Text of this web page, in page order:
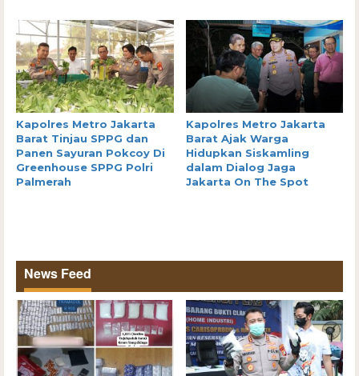
Kapolres Metro Jakarta
Barat Tinjau SPPG dan
Panen Sayuran Pokcoy Di
Greenhouse SPPG Polri
Palmerah
Kapolres Metro Jakarta
Barat Ajak Warga
Hidupkan Siskamling
dalam Dialog Jaga
Jakarta On The Spot
News Feed